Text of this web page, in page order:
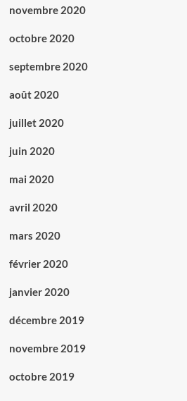
novembre 2020
octobre 2020
septembre 2020
août 2020
juillet 2020
juin 2020
mai 2020
avril 2020
mars 2020
février 2020
janvier 2020
décembre 2019
novembre 2019
octobre 2019